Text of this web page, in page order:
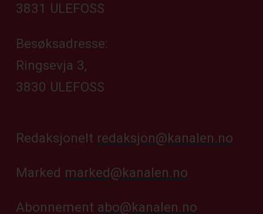
3831 ULEFOSS
Besøksadresse:
Ringsevja 3,
3830 ULEFOSS
Redaksjonelt redaksjon@kanalen.no
Marked marked@kanalen.no
Abonnement abo@kanalen.no